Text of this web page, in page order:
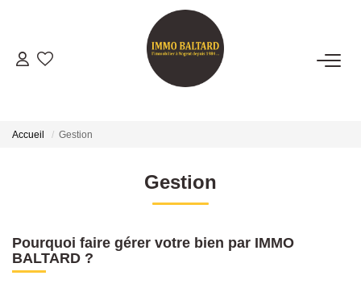
VENTES
GESTION
Accueil Gestion
Gestion
Pourquoi faire gérer votre bien par IMMO
BALTARD ?